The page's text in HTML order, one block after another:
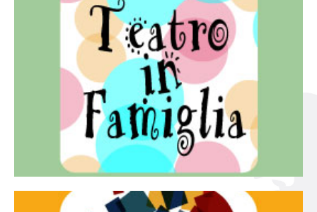
Teatro in famiglia
Teatro In Famiglia è una rassegna di teatro concepita
per far condividere e godere del teatro all’intera
famiglia.
Continua